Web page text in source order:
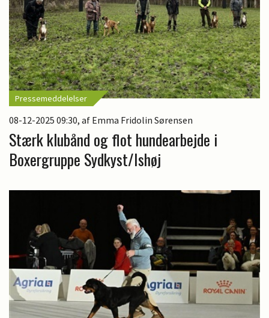
Pressemeddelelser
08-12-2025 09:30, af Emma Fridolin Sørensen
Stærk klubånd og flot hundearbejde i
Boxergruppe Sydkyst/Ishøj